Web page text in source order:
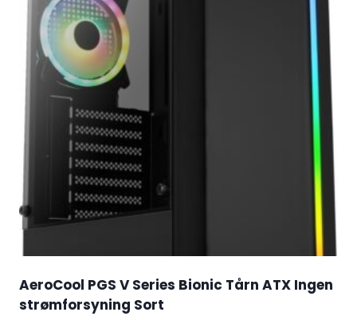
AeroCool PGS V Series Bionic Tårn ATX Ingen
strømforsyning Sort